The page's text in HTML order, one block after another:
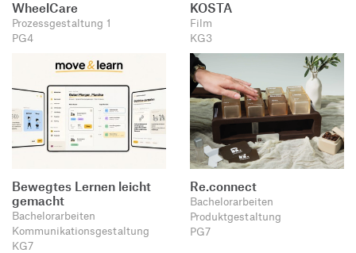
WheelCare
Prozessgestaltung 1
PG4
KOSTA
Film
KG3
Bewegtes Lernen leicht
gemacht
Bachelorarbeiten
Kommunikationsgestaltung
KG7
Re.connect
Bachelorarbeiten
Produktgestaltung
PG7